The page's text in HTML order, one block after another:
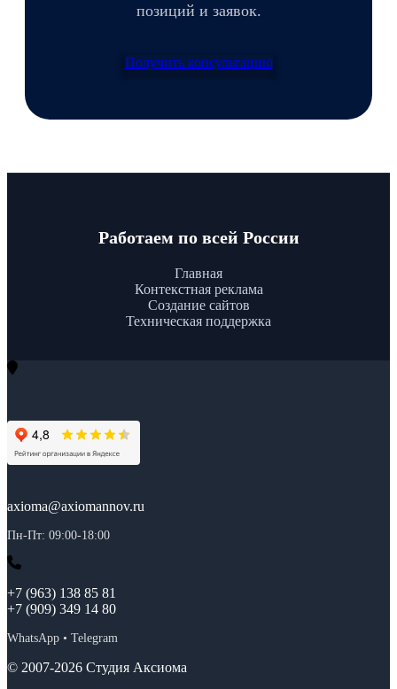
позиций и заявок.
Получить консультацию
Работаем по всей России
Главная
Контекстная реклама
Создание сайтов
Техническая поддержка
axioma@axiomannov.ru
Пн-Пт: 09:00-18:00
+7 (963) 138 85 81
+7 (909) 349 14 80
WhatsApp • Telegram
© 2007-2026 Студия Аксиома